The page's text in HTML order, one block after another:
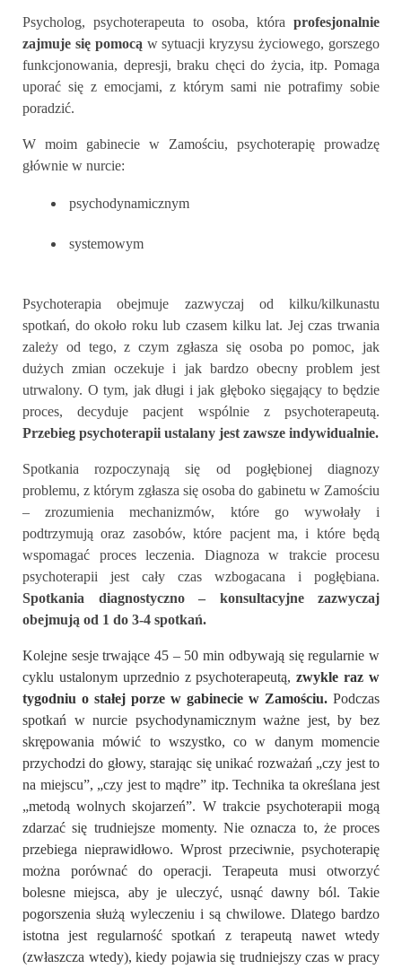
Psycholog, psychoterapeuta to osoba, która profesjonalnie
zajmuje się pomocą w sytuacji kryzysu życiowego, gorszego
funkcjonowania, depresji, braku chęci do życia, itp. Pomaga
uporać się z emocjami, z którym sami nie potrafimy sobie
poradzić.
W moim gabinecie w Zamościu, psychoterapię prowadzę
głównie w nurcie:
psychodynamicznym
systemowym
Psychoterapia obejmuje zazwyczaj od kilku/kilkunastu
spotkań, do około roku lub czasem kilku lat. Jej czas trwania
zależy od tego, z czym zgłasza się osoba po pomoc, jak
dużych zmian oczekuje i jak bardzo obecny problem jest
utrwalony. O tym, jak długi i jak głęboko sięgający to będzie
proces, decyduje pacjent wspólnie z psychoterapeutą.
Przebieg psychoterapii ustalany jest zawsze indywidualnie.
Spotkania rozpoczynają się od pogłębionej diagnozy
problemu, z którym zgłasza się osoba do gabinetu w Zamościu
– zrozumienia mechanizmów, które go wywołały i
podtrzymują oraz zasobów, które pacjent ma, i które będą
wspomagać proces leczenia. Diagnoza w trakcie procesu
psychoterapii jest cały czas wzbogacana i pogłębiana.
Spotkania diagnostyczno – konsultacyjne zazwyczaj
obejmują od 1 do 3-4 spotkań.
Kolejne sesje trwające 45 – 50 min odbywają się regularnie w
cyklu ustalonym uprzednio z psychoterapeutą,zwykle raz w
tygodniu o stałej porze w gabinecie w Zamościu. Podczas
spotkań w nurcie psychodynamicznym ważne jest, by bez
skrępowania mówić to wszystko, co w danym momencie
przychodzi do głowy, starając się unikać rozważań „czy jest to
na miejscu”, „czy jest to mądre” itp. Technika ta określana jest
„metodą wolnych skojarzeń”. W trakcie psychoterapii mogą
zdarzać się trudniejsze momenty. Nie oznacza to, że proces
przebiega nieprawidłowo. Wprost przeciwnie, psychoterapię
można porównać do operacji. Terapeuta musi otworzyć
bolesne miejsca, aby je uleczyć, usnąć dawny ból. Takie
pogorszenia służą wyleczeniu i są chwilowe. Dlatego bardzo
istotna jest regularność spotkań z terapeutą nawet wtedy
(zwłaszcza wtedy), kiedy pojawia się trudniejszy czas w pracy